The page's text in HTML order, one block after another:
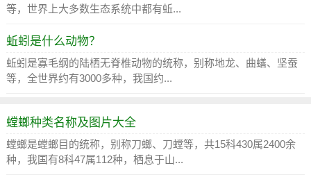
等，世界上大多数生态系统中都有蚯...
蚯蚓是什么动物？
蚯蚓是寡毛纲的陆栖无脊椎动物的统称，别称地龙、曲蟮、坚蚕
等，全世界约有3000多种，我国约...
螳螂种类名称及图片大全
螳螂是螳螂目的统称，别称刀螂、刀螳等，共15科430属2400余
种，我国有8科47属112种，栖息于山...